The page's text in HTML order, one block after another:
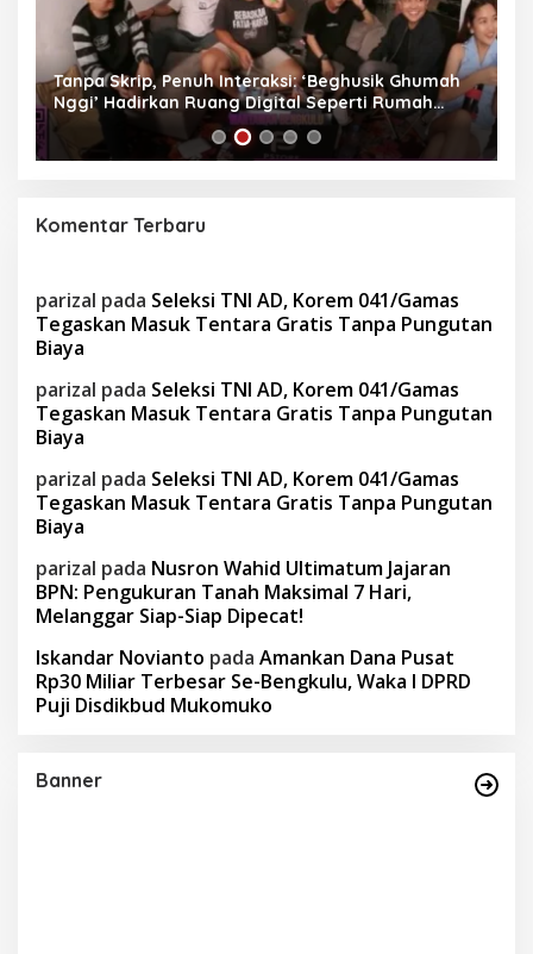
Tanpa Skrip, Penuh Interaksi: ‘Beghusik Ghumah
Nggi’ Hadirkan Ruang Digital Seperti Rumah
Sendiri
Komentar Terbaru
parizal pada Seleksi TNI AD, Korem 041/Gamas
Tegaskan Masuk Tentara Gratis Tanpa Pungutan
Biaya
parizal pada Seleksi TNI AD, Korem 041/Gamas
Tegaskan Masuk Tentara Gratis Tanpa Pungutan
Biaya
parizal pada Seleksi TNI AD, Korem 041/Gamas
Tegaskan Masuk Tentara Gratis Tanpa Pungutan
Biaya
parizal pada Nusron Wahid Ultimatum Jajaran
BPN: Pengukuran Tanah Maksimal 7 Hari,
Melanggar Siap-Siap Dipecat!
Iskandar Novianto pada Amankan Dana Pusat
Rp30 Miliar Terbesar Se-Bengkulu, Waka I DPRD
Puji Disdikbud Mukomuko
Banner